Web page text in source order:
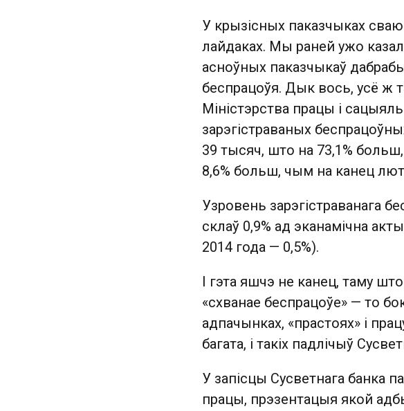
У крызісных паказчыках
лайдаках. Мы раней ужо
асноўных паказчыкаў
беспрацоўя. Дык вось, усё ж
Міністэрства працы і
зарэгістраваных
39 тысяч, што на 73,1%
8,6% больш, чым на канец
Узровень зарэгістраванага
склаў 0,9% ад эканамічна
2014 года — 0,5%).
І гэта яшчэ не канец, таму
«схванае беспрацоўе» — то
адпачынках, «прастоях» і
багата, і такіх падлічыў
У запісцы Сусветнага банка
працы, прэзентацыя якой